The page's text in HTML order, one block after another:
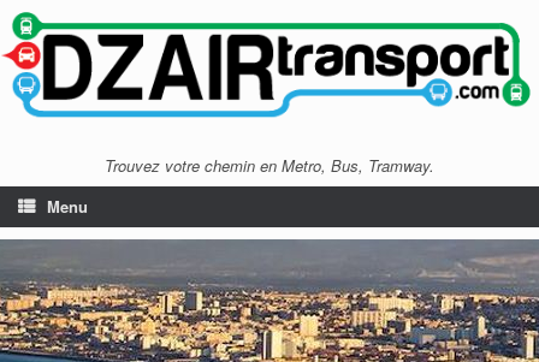
Trouvez votre chemin en Metro, Bus, Tramway.
Menu